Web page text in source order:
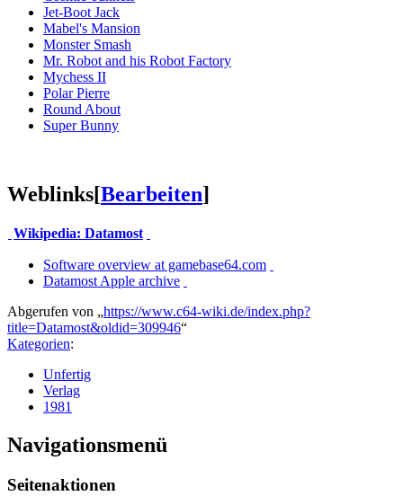
Jet-Boot Jack
Mabel's Mansion
Monster Smash
Mr. Robot and his Robot Factory
Mychess II
Polar Pierre
Round About
Super Bunny
Weblinks[Bearbeiten]
Wikipedia: Datamost
Software overview at gamebase64.com
Datamost Apple archive
Abgerufen von „https://www.c64-wiki.de/index.php?
title=Datamost&oldid=309946“
Kategorien:
Unfertig
Verlag
1981
Navigationsmenü
Seitenaktionen